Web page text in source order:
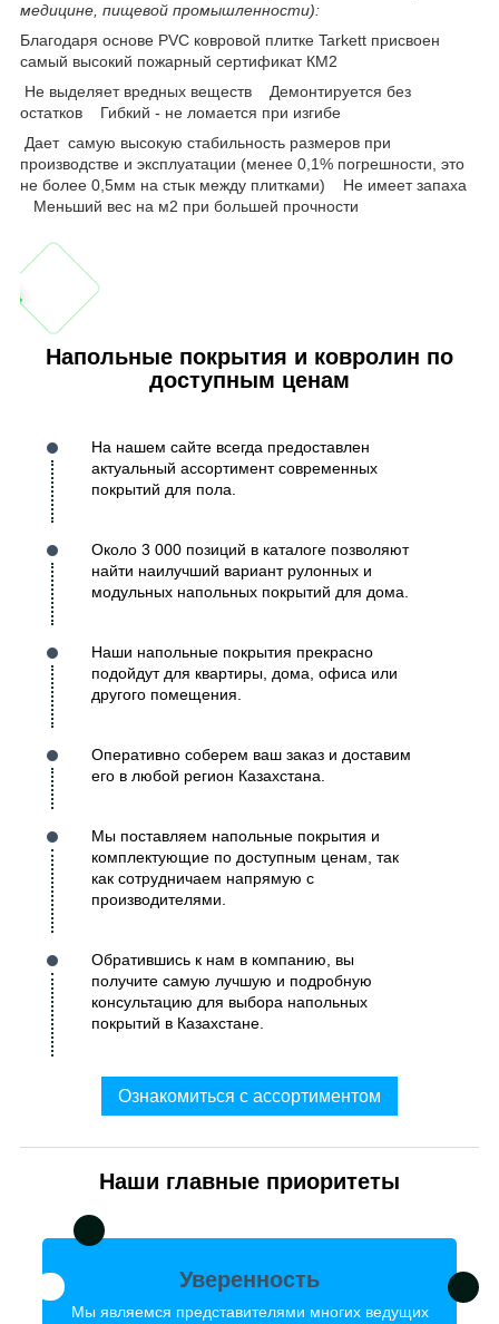
медицине, пищевой промышленности):
Благодаря основе PVC ковровой плитке Tarkett присвоен
cамый высокий пожарный сертификат КМ2
Не выделяет вредных веществ Демонтируется без
остатков Гибкий - не ломается при изгибе
Дает самую высокую стабильность размеров при
производстве и эксплуатации (менее 0,1% погрешности, это
не более 0,5мм на стык между плитками) Не имеет запаха
Меньший вес на м2 при большей прочности
Напольные покрытия и ковролин по
доступным ценам
На нашем сайте всегда предоставлен
актуальный ассортимент современных
покрытий для пола.
Около 3 000 позиций в каталоге позволяют
найти наилучший вариант рулонных и
модульных напольных покрытий для дома.
Наши напольные покрытия прекрасно
подойдут для квартиры, дома, офиса или
другого помещения.
Оперативно соберем ваш заказ и доставим
его в любой регион Казахстана.
Мы поставляем напольные покрытия и
комплектующие по доступным ценам, так
как сотрудничаем напрямую с
производителями.
Обратившись к нам в компанию, вы
получите самую лучшую и подробную
консультацию для выбора напольных
покрытий в Казахстане.
Ознакомиться с ассортиментом
Наши главные приоритеты
Уверенность
Мы являемся представителями многих ведущих